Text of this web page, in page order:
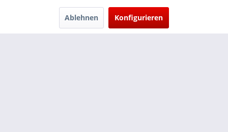
nicht anders beschrieben
Ablehnen Konfigurieren